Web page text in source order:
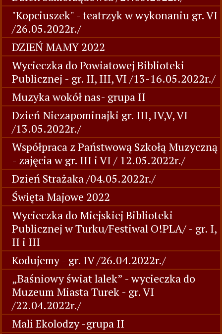
"Kopciuszek" - teatrzyk w wykonaniu gr. VI
/26.05.2022r./
DZIEŃ MAMY 2022
Wycieczka do Powiatowej Biblioteki
Publicznej - gr. II, III, VI /13-16.05.2022r./
Muzyka wokół nas- grupa II
Dzień Niezapominajki gr. III, IV,V, VI
/13.05.2022r./
Współpraca z Państwową Szkołą Muzyczną
- zajęcia w gr. III i VI / 12.05.2022r./
Dzień Strażaka /04.05.2022r./
Święta Majowe 2022
Wycieczka do Miejskiej Biblioteki
Publicznej w Turku/Festiwal O!PLA/ - gr. I,
II i III
Kodujemy - gr. IV /26.04.2022r./
„Baśniowy świat lalek” - wycieczka do
Muzeum Miasta Turek - gr. VI
/22.04.2022r./
Mali Ekolodzy -grupa II